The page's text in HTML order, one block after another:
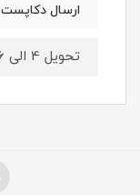
ارسال دکاپست
تحویل 4 الی 6 روزه